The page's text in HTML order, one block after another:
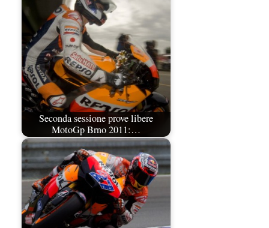
Seconda sessione prove libere
MotoGp Brno 2011:…